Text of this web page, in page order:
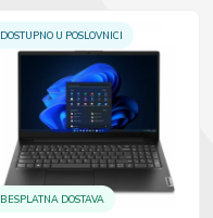
DOSTUPNO U POSLOVNICI
BESPLATNA DOSTAVA